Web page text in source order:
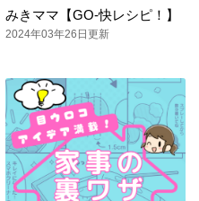
みきママ【GO-快レシピ！】
2024年03年26日更新